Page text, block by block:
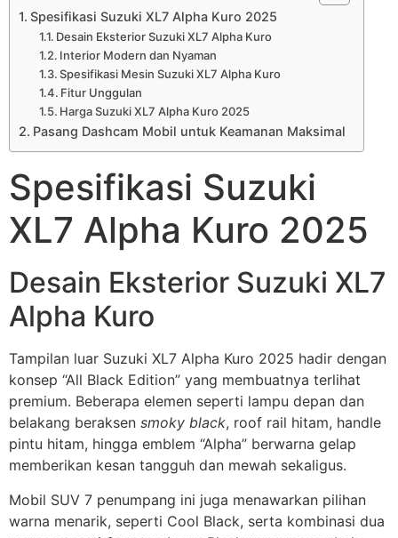
Spesifikasi Suzuki XL7 Alpha Kuro 2025
Desain Eksterior Suzuki XL7 Alpha Kuro
Interior Modern dan Nyaman
Spesifikasi Mesin Suzuki XL7 Alpha Kuro
Fitur Unggulan
Harga Suzuki XL7 Alpha Kuro 2025
Pasang Dashcam Mobil untuk Keamanan Maksimal
Spesifikasi Suzuki
XL7 Alpha Kuro 2025
Desain Eksterior Suzuki XL7
Alpha Kuro
Tampilan luar Suzuki XL7 Alpha Kuro 2025 hadir dengan
konsep “All Black Edition” yang membuatnya terlihat
premium. Beberapa elemen seperti lampu depan dan
belakang beraksen smoky black, roof rail hitam, handle
pintu hitam, hingga emblem “Alpha” berwarna gelap
memberikan kesan tangguh dan mewah sekaligus.
Mobil SUV 7 penumpang ini juga menawarkan pilihan
warna menarik, seperti Cool Black, serta kombinasi dua